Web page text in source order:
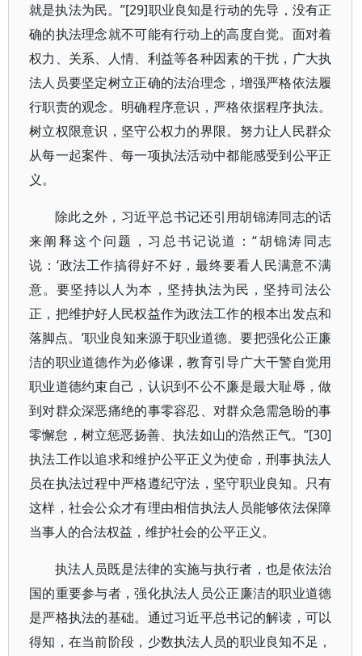
就是执法为民。”[29]职业良知是行动的先导，没有正
确的执法理念就不可能有行动上的高度自觉。面对着
权力、关系、人情、利益等各种因素的干扰，广大执
法人员要坚定树立正确的法治理念，增强严格依法履
行职责的观念。明确程序意识，严格依据程序执法。
树立权限意识，坚守公权力的界限。努力让人民群众
从每一起案件、每一项执法活动中都能感受到公平正
义。
除此之外，习近平总书记还引用胡锦涛同志的话
来阐释这个问题，习总书记说道：“胡锦涛同志
说：‘政法工作搞得好不好，最终要看人民满意不满
意。要坚持以人为本，坚持执法为民，坚持司法公
正，把维护好人民权益作为政法工作的根本出发点和
落脚点。’职业良知来源于职业道德。要把强化公正廉
洁的职业道德作为必修课，教育引导广大干警自觉用
职业道德约束自己，认识到不公不廉是最大耻辱，做
到对群众深恶痛绝的事零容忍、对群众急需急盼的事
零懈怠，树立惩恶扬善、执法如山的浩然正气。”[30]
执法工作以追求和维护公平正义为使命，刑事执法人
员在执法过程中严格遵纪守法，坚守职业良知。只有
这样，社会公众才有理由相信执法人员能够依法保障
当事人的合法权益，维护社会的公平正义。
执法人员既是法律的实施与执行者，也是依法治
国的重要参与者，强化执法人员公正廉洁的职业道德
是严格执法的基础。通过习近平总书记的解读，可以
得知，在当前阶段，少数执法人员的职业良知不足，